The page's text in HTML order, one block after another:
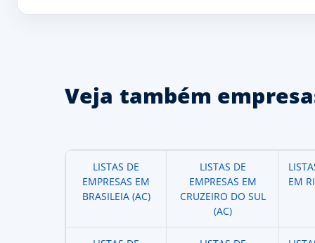
Veja também
LISTAS DE
EMPRESAS EM
BRASILEIA (AC)
LISTAS DE
EMPRESAS EM
CRUZEIRO DO SUL
(AC)
EM